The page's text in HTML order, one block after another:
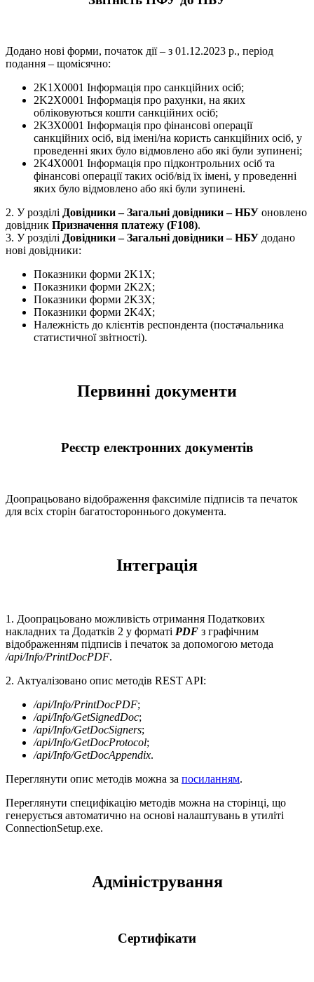
Додано нові форми, початок дії – з 01.12.2023 р., період
подання – щомісячно:
2K1X0001 Інформація про санкційних осіб;
2K2X0001 Інформація про рахунки, на яких
обліковуються кошти санкційних осіб;
2K3X0001 Інформація про фінансові операції
санкційних осіб, від імені/на користь санкційних осіб, у
проведенні яких було відмовлено або які були зупинені;
2K4X0001 Інформація про підконтрольних осіб та
фінансові операції таких осіб/від їх імені, у проведенні
яких було відмовлено або які були зупинені.
2. У розділі Довідники – Загальні довідники – НБУ оновлено
довідник Призначення платежу (F108).
3. У розділі Довідники – Загальні довідники – НБУ додано
нові довідники:
Показники форми 2K1X;
Показники форми 2K2X;
Показники форми 2K3X;
Показники форми 2K4X;
Належність до клієнтів респондента (постачальника
статистичної звітності).
Первинні документи
Реєстр електронних документів
Доопрацьовано відображення факсиміле підписів та печаток
для всіх сторін багатостороннього документа.
Інтеграція
1. Доопрацьовано можливість отримання Податкових
накладних та Додатків 2 у форматі PDF з графічним
відображенням підписів і печаток за допомогою метода
/api/Info/PrintDocPDF.
2. Актуалізовано опис методів REST API:
/api/Info/PrintDocPDF;
/api/Info/GetSignedDoc;
/api/Info/GetDocSigners;
/api/Info/GetDocProtocol;
/api/Info/GetDocAppendix.
Переглянути опис методів можна за посиланням.
Переглянути специфікацію методів можна на сторінці, що
генерується автоматично на основі налаштувань в утиліті
ConnectionSetup.exe.
Адміністрування
Сертифікати